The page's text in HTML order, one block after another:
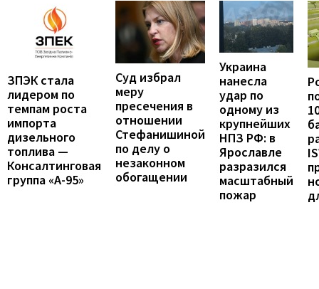
ЗПЭК стала
лидером по
темпам роста
импорта
дизельного
топлива —
Консалтинговая
группа «А-95»
Суд избрал
меру
пресечения в
отношении
Стефанишиной
по делу о
незаконном
обогащении
Украина
нанесла
удар по
одному из
крупнейших
НПЗ РФ: в
Ярославле
разразился
масштабный
пожар